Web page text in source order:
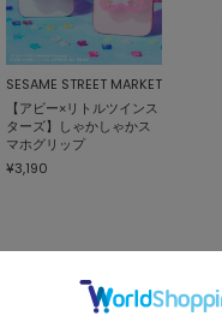
SESAME STREET MARKET
【アビー×リトルツインス
ターズ】しゃかしゃかス
マホグリップ
¥3,190